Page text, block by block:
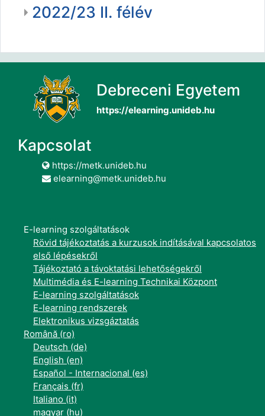
2022/23 II. félév
Debreceni Egyetem
https://elearning.unideb.hu
Kapcsolat
https://metk.unideb.hu
elearning@metk.unideb.hu
E-learning szolgáltatások
Rövid tájékoztatás a kurzusok indításával kapcsolatos
első lépésekről
Tájékoztató a távoktatási lehetőségekről
Multimédia és E-learning Technikai Központ
E-learning szolgáltatások
E-learning rendszerek
Elektronikus vizsgáztatás
Română ‎(ro)‎
Deutsch ‎(de)‎
English ‎(en)‎
Español - Internacional ‎(es)‎
Français ‎(fr)‎
Italiano ‎(it)‎
magyar ‎(hu)‎